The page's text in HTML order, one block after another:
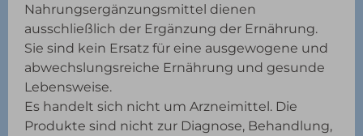
Nahrungsergänzungsmittel dienen
ausschließlich der Ergänzung der Ernährung.
Sie sind kein Ersatz für eine ausgewogene und
abwechslungsreiche Ernährung und gesunde
Lebensweise.
Es handelt sich nicht um Arzneimittel. Die
Produkte sind nicht zur Diagnose, Behandlung,